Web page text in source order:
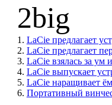
2big
1. LaCie предлагает
2. LaCie предлагает
3. LaCie взялась за ум
4. LaCie выпускает
5. LaCie наращивает
6. Портативный